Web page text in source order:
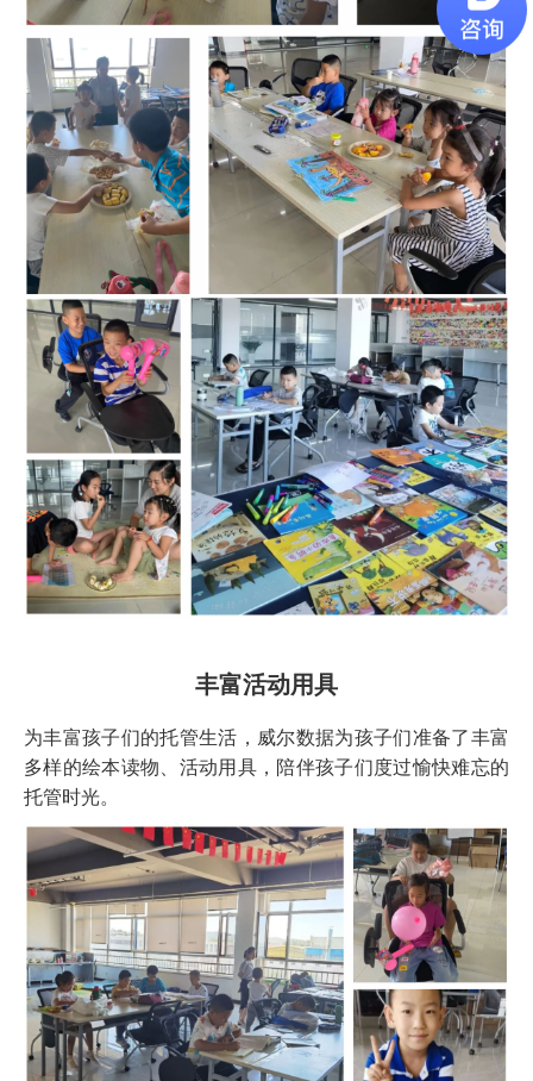
丰富活动用具
为丰富孩子们的托管生活，威尔数据为孩子们准备了丰富
多样的绘本读物、活动用具，陪伴孩子们度过愉快难忘的
托管时光。